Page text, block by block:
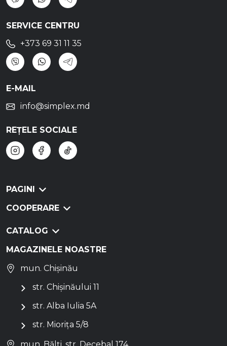
SERVICE CENTRU
+373 69 31 11 35
E-MAIL
info@simplex.md
REȚELE SOCIALE
PAGINI
COOPERARE
CATALOG
MAGAZINELE NOASTRE
mun. Chișinău
str. Chișinăului 11
str. Alba Iulia 5A
str. Miorița 5/8